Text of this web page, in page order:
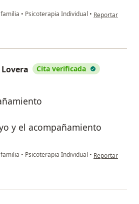
• Psicoterapia Individual • en opinión del
Reportar
Cita verificada
y el acompañamiento
• Psicoterapia Individual • en opinión del
Reportar